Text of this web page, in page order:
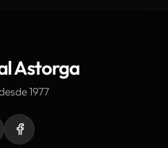
Astorga
1977